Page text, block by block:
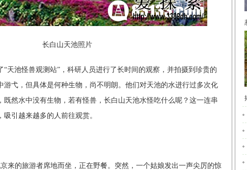
长白山天池照片
池怪兽观测站”，科研人员进行了长时间的观察，并拍摄到珍贵的
游弋，但具体是何种生物，尚不明朗。他们对天池的水进行过多次化
既然水中没有生物，若有怪兽，长白山天池水怪吃什么呢？这一连串
引越来越多的人前往观赏。
的旅游者席地而坐，正在野餐。突然，一个姑娘发出一声尖厉的惊